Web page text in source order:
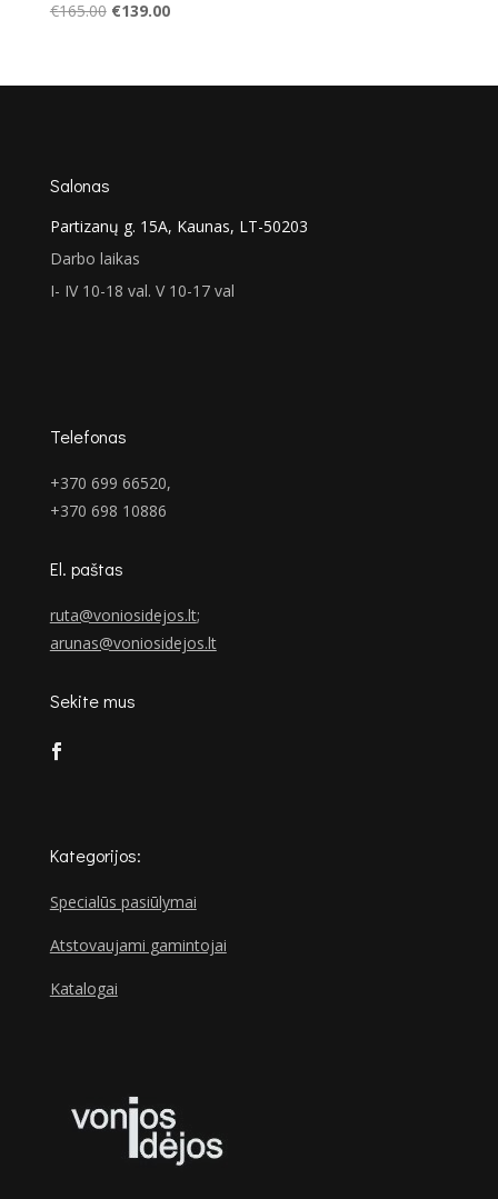
€165.00 Original
€165.00.
€139.00Current
€139.00.
Salonas
Partizanų g. 15A, Kaunas, LT-50203
Darbo laikas
I- IV 10-18 val. V 10-17 val
Telefonas
+370 699 66520,
+370 698 10886
El. paštas
ruta@voniosidejos.lt;
arunas@voniosidejos.lt
Sekite mus
Kategorijos:
Specialūs pasiūlymai
Atstovaujami gamintojai
Katalogai